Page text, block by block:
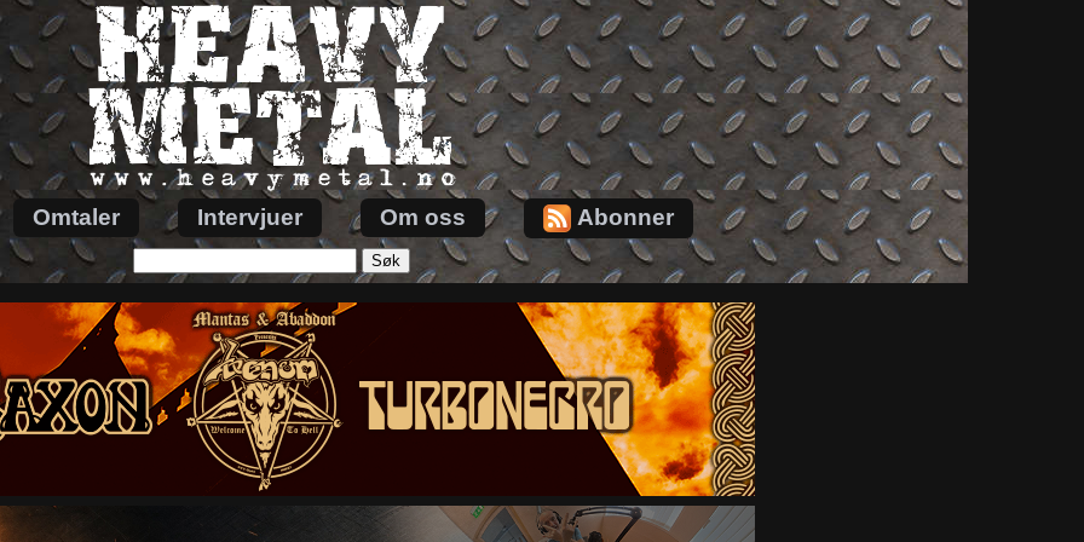
Omtaler Intervjuer Om oss Abonner
etter: